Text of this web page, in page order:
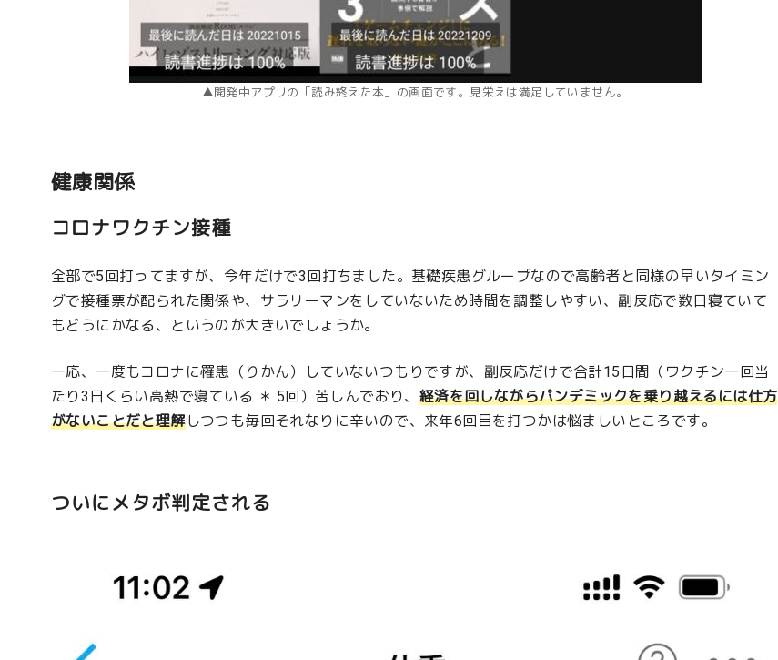
▲開発中アプリの「読み終えた本」の画面です。見栄えは満足していません。
健康関係
コロナワクチン接種
全部で5回打ってますが、今年だけで3回打ちました。基礎疾患グループなので高齢者と同様の早いタイミン
グで接種票が配られた関係や、サラリーマンをしていないため時間を調整しやすい、副反応で数日寝ていて
もどうにかなる、というのが大きいでしょうか。
一応、一度もコロナに罹患（りかん）していないつもりですが、副反応だけで合計15日間（ワクチン一回当
たり3日くらい高熱で寝ている ＊ 5回）苦しんでおり、 経済を回しながらパンデミックを乗り越えるには仕方
がないことだと理解しつつも毎回それなりに辛いので、来年6回目を打つかは悩ましいところです。
ついにメタボ判定される